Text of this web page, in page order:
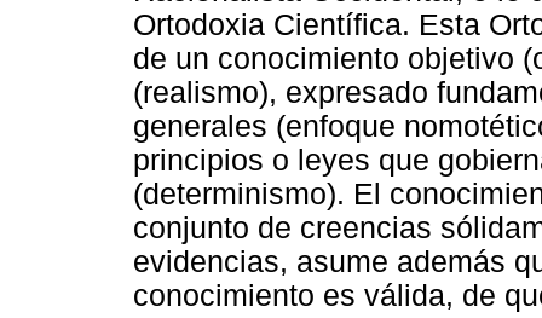
Ortodoxia Científica. Esta
de un conocimiento objetivo
(realismo), expresado
generales (enfoque
principios o leyes que
(determinismo). El
conjunto de creencias
evidencias, asume además
conocimiento es válida, de